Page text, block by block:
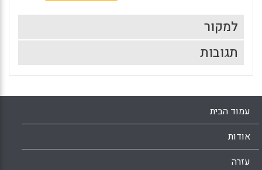
למקור
תגובות
עמוד הבית
אודות
עזרה